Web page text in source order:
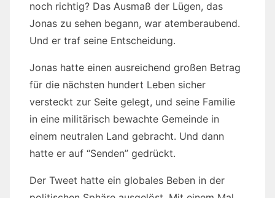
noch richtig? Das Ausmaß der Lügen, das
Jonas zu sehen begann, war atemberaubend.
Und er traf seine Entscheidung.
Jonas hatte einen ausreichend großen Betrag
für die nächsten hundert Leben sicher
versteckt zur Seite gelegt, und seine Familie
in eine militärisch bewachte Gemeinde in
einem neutralen Land gebracht. Und dann
hatte er auf “Senden” gedrückt.
Der Tweet hatte ein globales Beben in der